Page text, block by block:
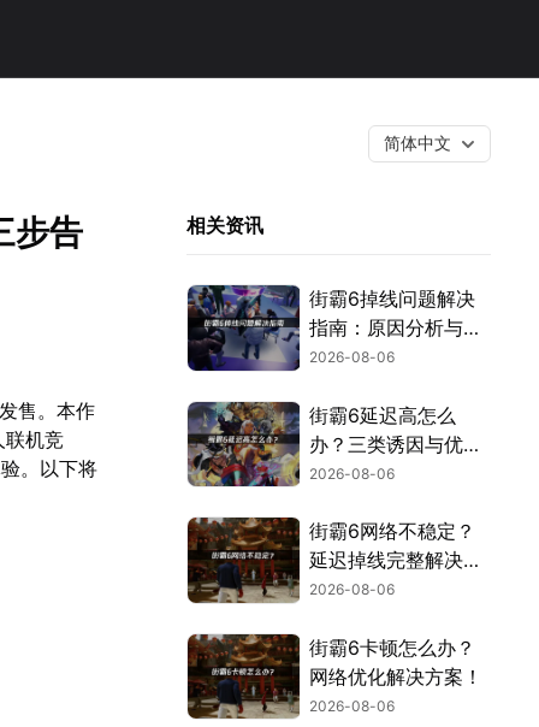
简体中文
步告
售。本作
联机竞
。以下将
相关资讯
街霸6掉线问题解决
指南：原因分析与网
络优化技巧！
2026-08-06
街霸6延迟高怎么
办？三类诱因与优化
解决方案！
2026-08-06
街霸6网络不稳定？
延迟掉线完整解决指
南！
2026-08-06
街霸6卡顿怎么办？
网络优化解决方案！
2026-08-06